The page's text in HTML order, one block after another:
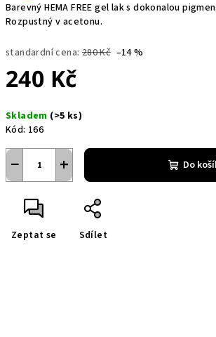
Barevný HEMA FREE gel lak s dokonalou
Rozpustný v acetonu.
standardní cena: 280 Kč –14 %
240 Kč
cena:
Skladem (>5 ks)
Kód: 166
+
− Do
Zeptat se Sdílet